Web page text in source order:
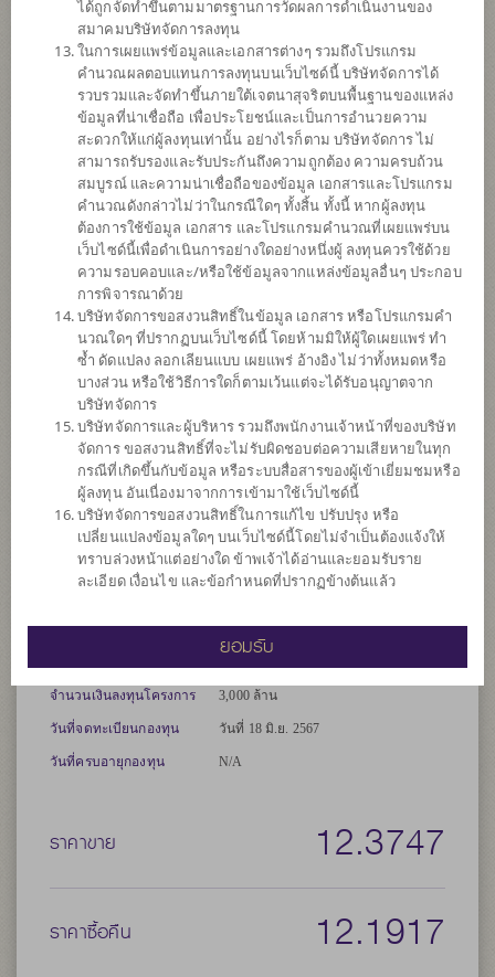
ดาวน์โหลดเอกสาร
ปฏิทินวันหยุด
นโยบาย
เน้นลงทุนในหน่วยลงทุนของกองทุนรวมต่างประเทศเพียงกองทุนเดียว
(Feeder Fund) ได้แก่ Templeton Global Climate Change Fund (กองทุน
หลัก) ชนิดหน่วยลงทุน (share class) I Accumulation สกุลเงินยูโร (EUR)
ซึ่งเป็น Sub Fund ของกองทุน Franklin Templeton Investment Funds
โดยกองทุนหลักมีวัตถุประสงค์การลงทุนเพื่อลดผลกระทบและปรับตัว
ต่อการเปลี่ยนแปลงของสภาพภูมิอากาศ และในขณะเดียวกันก็มุ่งเพิ่ม
มูลค่าของเงินลงทุนในระยะปานกลางถึงระยะยาวผ่านการลงทุนใน
บริษัททั่วโลกที่มีการดำเนินธุรกิจที่มุ่งลดการปล่อยก๊าซคาร์บอนหรือใช้
ทรัพยากรอย่างมีประสิทธิภาพ
กองทุนอาจลงทุนในหน่วยลงทุนของกองทุนรวม หรือกองทุนรวม
อสังหาริมทรัพย์ (กอง1) หรือทรัสต์เพื่อการลงทุนในอสังหาริมทรัพย์
(REITs) หรือกองทุนรวมโครงสร้างพื้นฐาน (infra) ซึ่งอยู่ภายใต้การ
จัดการของบริษัทจัดการในสัดส่วนไม่เกินร้อยละ 20 ของมูลค่าทรัพย์สิน
สุทธิของกองทุน
กองทุนอาจลงทุนในสัญญาซื้อขายล่วงหน้า (Derivatives) เพื่อเพิ่ม
ประสิทธิภาพการบริหารการลงทุน (Efficient portfolio management)
และ/หรือการบริหารความเสี่ยง โดยกองทุนอาจลงทุนในสัญญาซื้อขาย
ล่วงหน้าเพื่อป้องกันความเสี่ยงจากอัตราแลกเปลี่ยน (Hedging) ตาม
ความเหมาะสมสำหรับสภาวการณ์ในแต่ละขณะ ซึ่งขึ้นอยู่กับดุลยพินิจ
ของผู้จัดการกองทุน
ประเภทกองทุน กองทุนที่ลงทุนในต่างประเทศ
จำนวนเงินลงทุนโครงการ 3,000 ล้าน
วันที่จดทะเบียนกองทุน วันที่ 18 มิ.ย. 2567
วันที่ครบอายุกองทุน N/A
ราคาขาย 12.3747
ราคาซื้อคืน 12.1917
ได้ถูกจัดทำขึ้นตามมาตรฐานการวัดผลการดำเนินงานของ
สมาคมบริษัทจัดการลงทุน
ในการเผยแพร่ข้อมูลและเอกสารต่างๆ รวมถึงโปรแกรม
คำนวณผลตอบแทนการลงทุนบนเว็บไซด์นี้ บริษัทจัดการได้
รวบรวมและจัดทำขึ้นภายใต้เจตนาสุจริตบนพื้นฐานของแหล่ง
ข้อมูลที่น่าเชื่อถือ เพื่อประโยชน์และเป็นการอำนวยความ
สะดวกให้แก่ผู้ลงทุนเท่านั้น อย่างไรก็ตาม บริษัทจัดการ ไม่
สามารถรับรองและรับประกันถึงความถูกต้อง ความครบถ้วน
สมบูรณ์ และความน่าเชื่อถือของข้อมูล เอกสารและโปรแกรม
คำนวณดังกล่าวไม่ว่าในกรณีใดๆ ทั้งสิ้น ทั้งนี้ หากผู้ลงทุน
ต้องการใช้ข้อมูล เอกสาร และโปรแกรมคำนวณที่เผยแพร่บน
เว็บไซด์นี้เพื่อดำเนินการอย่างใดอย่างหนึ่งผู้ ลงทุนควรใช้ด้วย
ความรอบคอบและ/หรือใช้ข้อมูลจากแหล่งข้อมูลอื่นๆ ประกอบ
การพิจารณาด้วย
บริษัทจัดการขอสงวนสิทธิ์ในข้อมูล เอกสาร หรือโปรแกรมคำ
นวณใดๆ ที่ปรากฏบนเว็บไซด์นี้ โดยห้ามมิให้ผู้ใดเผยแพร่ ทำ
ซ้ำ ดัดแปลง ลอกเลียนแบบ เผยแพร่ อ้างอิง ไม่ว่าทั้งหมดหรือ
บางส่วน หรือใช้วิธีการใดก็ตามเว้นแต่จะได้รับอนุญาตจาก
บริษัทจัดการ
บริษัทจัดการและผู้บริหาร รวมถึงพนักงานเจ้าหน้าที่ของบริษัท
จัดการ ขอสงวนสิทธิ์ที่จะไม่รับผิดชอบต่อความเสียหายในทุก
กรณีที่เกิดขึ้นกับข้อมูล หรือระบบสื่อสารของผู้เข้าเยี่ยมชมหรือ
ผู้ลงทุน อันเนื่องมาจากการเข้ามาใช้เว็บไซด์นี้
บริษัทจัดการขอสงวนสิทธิ์ในการแก้ไข ปรับปรุง หรือ
เปลี่ยนแปลงข้อมูลใดๆ บนเว็บไซด์นี้โดยไม่จำเป็นต้องแจ้งให้
ทราบล่วงหน้าแต่อย่างใด ข้าพเจ้าได้อ่านและยอมรับราย
ละเอียด เงื่อนไข และข้อกำหนดที่ปรากฏข้างต้นแล้ว
ยอมรับ